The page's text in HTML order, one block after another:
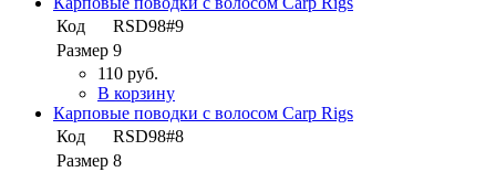
Код
RSD98#9
Размер 9
110 руб.
В корзину
Карповые поводки с волосом Carp Rigs
Код
RSD98#8
Размер 8